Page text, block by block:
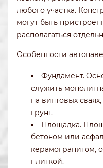
любого участка.
могут быть
располагаться
Особенности
Фундамент.
служить
на винтовых
грунт.
Площадка.
бетоном или
керамогранитом,
плиткой.